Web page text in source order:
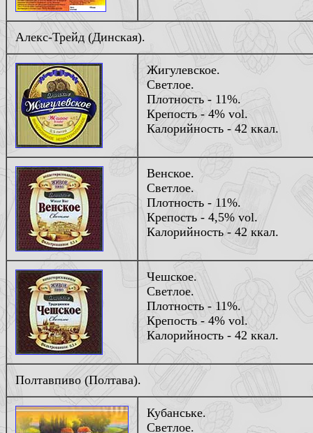
Алекс-Трейд (Динская).
Жигулевское.
Светлое.
Плотность - 11%.
Крепость - 4% vol.
Калорийность - 42 ккал.
Венское.
Светлое.
Плотность - 11%.
Крепость - 4,5% vol.
Калорийность - 42 ккал.
Чешское.
Светлое.
Плотность - 11%.
Крепость - 4% vol.
Калорийность - 42 ккал.
Полтавпиво (Полтава).
Кубанське.
Светлое.